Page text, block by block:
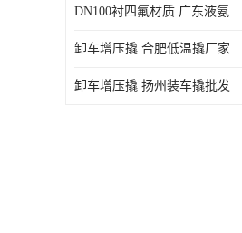
DN100衬四氟材质 广东液氨鹤管厂商
卸车增压撬 合肥低温撬厂家
卸车增压撬 扬州装车撬批发